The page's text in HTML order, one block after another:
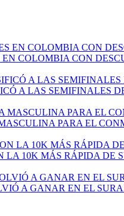
COLOMBIA CON
A LAS SEMIFINALES
PARA EL
LA 10K MÁS RÁPIDA DE
A GANAR EN EL